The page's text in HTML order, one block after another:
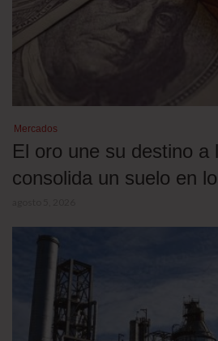
Mercados
El oro une su destino a
consolida un suelo en